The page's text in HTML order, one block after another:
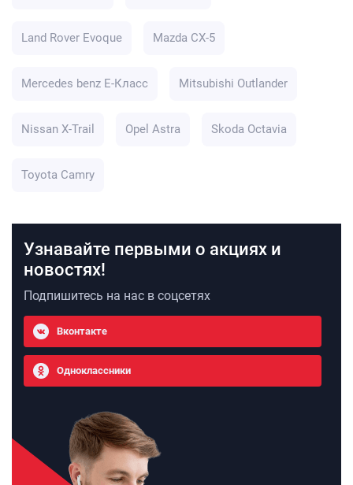
Land Rover Evoque Mazda CX-5
Mercedes benz E-Класс Mitsubishi Outlander
Nissan X-Trail Opel Astra Skoda Octavia
Toyota Camry
Узнавайте первыми о акциях и
новостях!
Подпишитесь на нас в соцсетях
Вконтакте
Одноклассники